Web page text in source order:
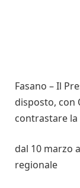
Fasano – Il
disposto, con
contrastare
dal 10 marzo
regionale